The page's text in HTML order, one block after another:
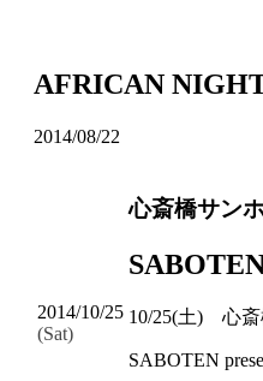
AFRICAN
2014/08/22
2014/10/25
(Sat)
心斎橋サン
10/25(土) 心
SABOTEN